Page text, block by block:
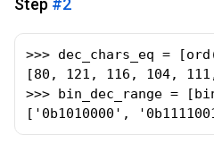
Step #2
>>> dec_chars_eq =
[80, 121, 116, 104,
>>> bin_dec_range =
['0b1010000',